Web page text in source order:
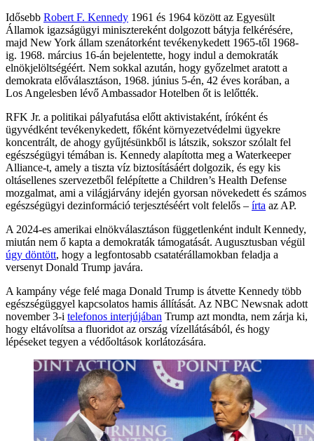
Idősebb Robert F. Kennedy 1961 és 1964 között az Egyesült
Államok igazságügyi minisztereként dolgozott bátyja felkérésére,
majd New York állam szenátorként tevékenykedett 1965-től 1968-
ig. 1968. március 16-án bejelentette, hogy indul a demokraták
elnökjelöltségéért. Nem sokkal azután, hogy győzelmet aratott a
demokrata előválasztáson, 1968. június 5-én, 42 éves korában, a
Los Angelesben lévő Ambassador Hotelben őt is lelőtték.
RFK Jr. a politikai pályafutása előtt aktivistaként, íróként és
ügyvédként tevékenykedett, főként környezetvédelmi ügyekre
koncentrált, de ahogy gyűjtésünkből is látszik, sokszor szólalt fel
egészségügyi témában is. Kennedy alapította meg a Waterkeeper
Alliance-t, amely a tiszta víz biztosításáért dolgozik, és egy kis
oltásellenes szervezetből felépítette a Children’s Health Defense
mozgalmat, ami a világjárvány idején gyorsan növekedett és számos
egészségügyi dezinformáció terjesztéséért volt felelős – írta az AP.
A 2024-es amerikai elnökválasztáson függetlenként indult Kennedy,
miután nem ő kapta a demokraták támogatását. Augusztusban végül
úgy döntött, hogy a legfontosabb csatatérállamokban feladja a
versenyt Donald Trump javára.
A kampány vége felé maga Donald Trump is átvette Kennedy több
egészségüggyel kapcsolatos hamis állítását. Az NBC Newsnak adott
november 3-i telefonos interjújában Trump azt mondta, nem zárja ki,
hogy eltávolítsa a fluoridot az ország vízellátásából, és hogy
lépéseket tegyen a védőoltások korlátozására.